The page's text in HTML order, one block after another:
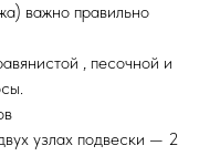
важно правильно
, песочной и
узлах подвески — 2